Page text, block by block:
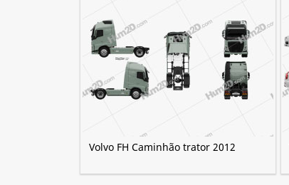
Volvo FH Caminhão trator 2012